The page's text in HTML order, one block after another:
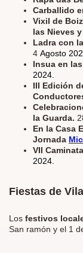
Carballido
Vixil de
las Nieves
Ladra con
4 Agosto
Insua en
2024.
III Edición
la Guarda.
En la Casa
Jornada
VII
2024.
Fiestas de
Los festivos
San ramón y el 1